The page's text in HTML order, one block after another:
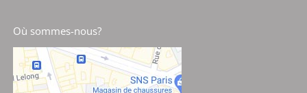
Où sommes-nous?